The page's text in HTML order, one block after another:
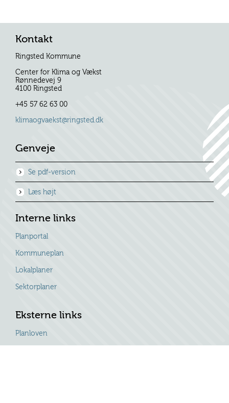
Kontakt
Ringsted Kommune
Center for Klima og Vækst
Rønnedevej 9
4100 Ringsted
+45 57 62 63 00
klimaogvaekst@ringsted.dk
Genveje
Se pdf-version
Læs højt
Interne links
Planportal
Kommuneplan
Lokalplaner
Sektorplaner
Eksterne links
Planloven